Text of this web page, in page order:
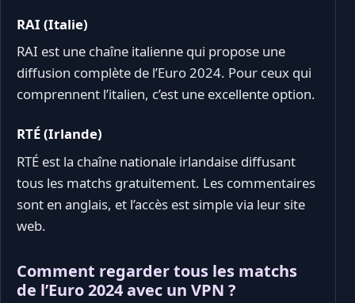
RAI (Italie)
RAI est une chaîne italienne qui propose une
diffusion complète de l’Euro 2024. Pour ceux qui
comprennent l’italien, c’est une excellente option.
RTÉ (Irlande)
RTÉ est la chaîne nationale irlandaise diffusant
tous les matchs gratuitement. Les commentaires
sont en anglais, et l’accès est simple via leur site
web.
Comment regarder tous les matchs
de l’Euro 2024 avec un VPN ?